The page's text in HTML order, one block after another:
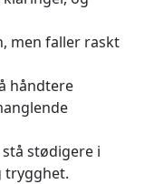
men faller raskt
håndtere
stødigere i
trygghet.